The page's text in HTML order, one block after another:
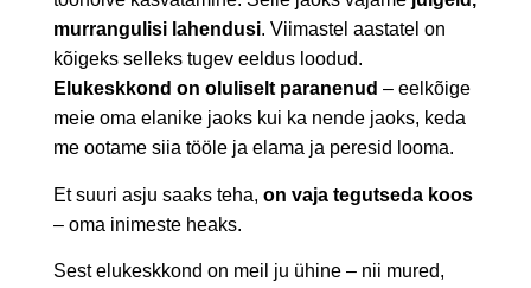
murrangulisi lahendusi. Viimastel aastatel on
kõigeks selleks tugev eeldus loodud.
Elukeskkond on oluliselt paranenud – eelkõige
meie oma elanike jaoks kui ka nende jaoks, keda
me ootame siia tööle ja elama ja peresid looma.
Et suuri asju saaks teha, on vaja tegutseda koos
– oma inimeste heaks.
Sest elukeskkond on meil ju ühine – nii mured,